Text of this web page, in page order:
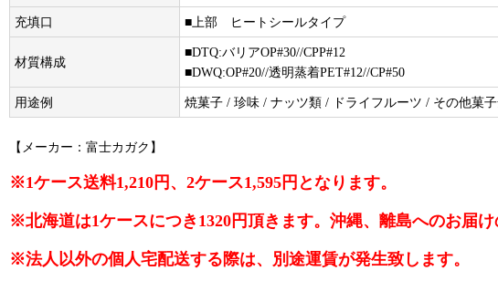
充填口 ■上部 ヒートシールタイプ
材質構成
■DTQ:バリアOP#30//CPP#12
■DWQ:OP#20//透明蒸着PET#12//CP#50
用途例 焼菓子 / 珍味 / ナッツ類 / ドライフルーツ / その他菓
【メーカー：富士カガク】
※1ケース送料1,210円、2ケース1,595円となります。
※北海道は1ケースにつき1320円頂きます。沖縄、離島へのお届
※法人以外の個人宅配送する際は、別途運賃が発生致します。